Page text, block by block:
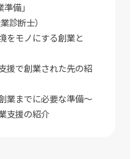
備」
診断士）
をモノにする創業と
援で創業された先の紹
業までに必要な準備～
支援の紹介